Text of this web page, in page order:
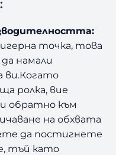
точка, това
намали
ви.Когато
ролка, вие
обратно към
на обхвата
да постигнете
тъй като